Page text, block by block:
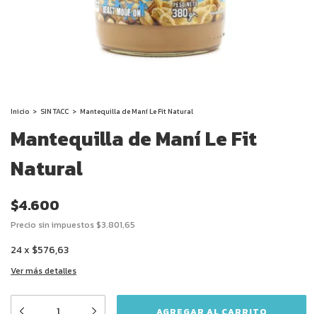
Inicio > SIN TACC > Mantequilla de Maní Le Fit Natural
Mantequilla de Maní Le Fit
Natural
$4.600
Precio sin impuestos$3.801,65
24x $576,63
Ver más detalles